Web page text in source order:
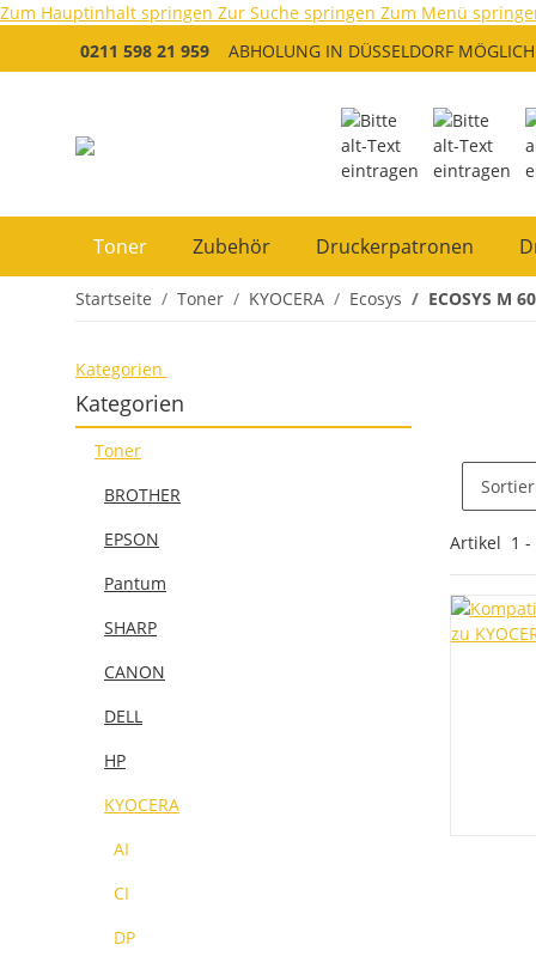
Zum Hauptinhalt springen Zur Suche springen Zum Menü
0211 598 21 959
ABHOLUNG IN DÜSSELDORF MÖGLICH
Toner Zubehör Druckerpatronen
Startseite Toner KYOCERA Ecosys ECOSYS M
Artikel 1 -
Kategorien
Kategorien
Toner
BROTHER
EPSON
Pantum
SHARP
CANON
DELL
HP
KYOCERA
AI
CI
DP